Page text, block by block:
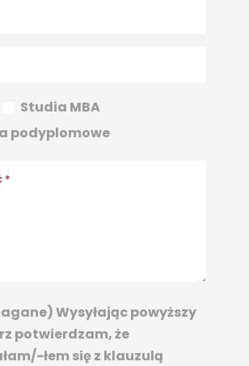
Studia MBA
podyplomowe
Wysyłając powyższy
potwierdzam, że
łem się z klauzulą